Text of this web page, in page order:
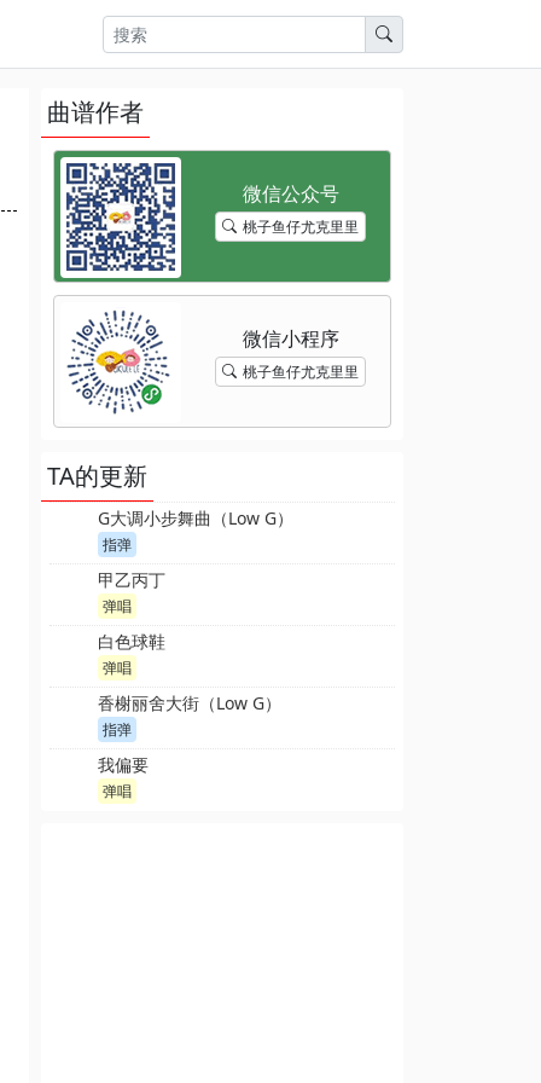
曲谱作者
桃子鱼仔尤克里里
桃子鱼仔尤克里里
TA的更新
G大调小步舞曲（Low G）
指弹
甲乙丙丁
弹唱
白色球鞋
弹唱
香榭丽舍大街（Low G）
指弹
我偏要
弹唱